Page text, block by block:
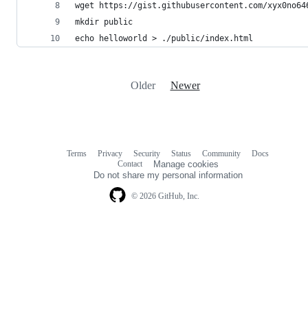
wget https://gist.githubusercontent.com/
mkdir public
echo helloworld > ./public/index.html
Older Newer
© 2026 GitHub, Inc.
Terms Privacy Security Status Community
Docs
Contact
Manage cookies
Do not share my personal information